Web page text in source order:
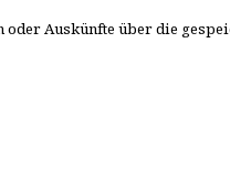
Auskünfte über die